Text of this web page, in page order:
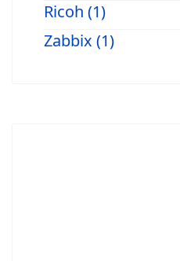
Ricoh (1)
Zabbix (1)